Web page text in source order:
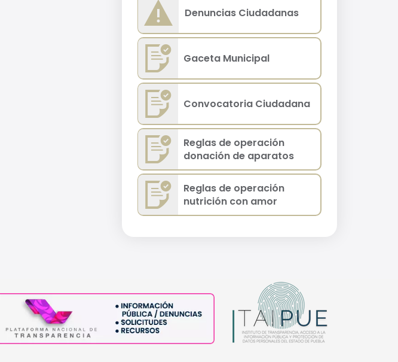
Denuncias Ciudadanas
Gaceta Municipal
Convocatoria Ciudadana
Reglas de operación
donación de aparatos
Reglas de operación
nutrición con amor